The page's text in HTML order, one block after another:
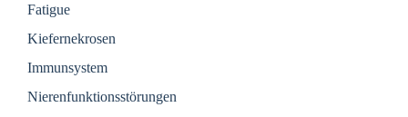
Fatigue
Kiefernekrosen
Immunsystem
Nierenfunktionsstörungen